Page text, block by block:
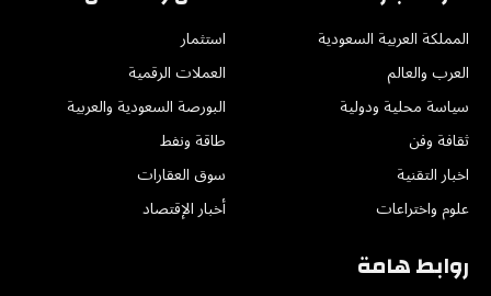
المملكة العربية السعودية
العرب والعالم
سياسة محلية ودولية
ثقافة وفن
اخبار التقنية
علوم واختراعات
استثمار
العملات الرقمية
البورصة السعودية والعربية
طاقة ونفط
سوق العقارات
أخبار الإقتصاد
روابط هامة